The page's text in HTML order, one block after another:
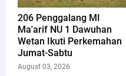
206 Penggalang MI
Ma'arif NU 1 Dawuhan
Wetan Ikuti Perkemahan
Jumat-Sabtu
August 03, 2026